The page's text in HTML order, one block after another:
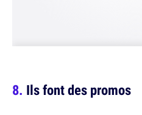
Ils font des promos